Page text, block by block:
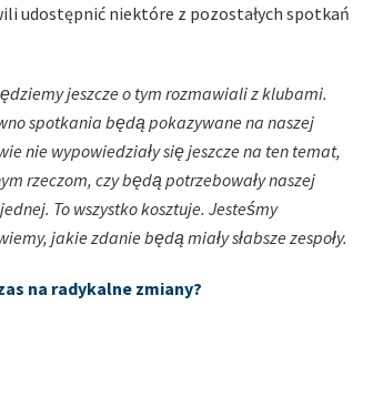
udostępnić niektóre z pozostałych spotkań
jeszcze o tym rozmawiali z klubami.
spotkania będą pokazywane na naszej
nie wypowiedziały się jeszcze na ten temat,
rzeczom, czy będą potrzebowały naszej
To wszystko kosztuje. Jesteśmy
jakie zdanie będą miały słabsze zespoły.
na radykalne zmiany?